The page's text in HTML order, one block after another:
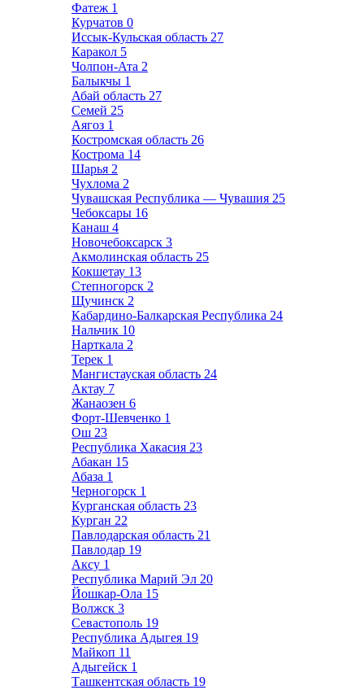
Фатеж 1
Курчатов 0
Иссык-Кульская область 27
Каракол 5
Чолпон-Ата 2
Балыкчы 1
Абай область 27
Семей 25
Аягоз 1
Костромская область 26
Кострома 14
Шарья 2
Чухлома 2
Чувашская Республика — Чувашия 25
Чебоксары 16
Канаш 4
Новочебоксарск 3
Акмолинская область 25
Кокшетау 13
Степногорск 2
Щучинск 2
Кабардино-Балкарская Республика 24
Нальчик 10
Нарткала 2
Терек 1
Мангистауская область 24
Актау 7
Жанаозен 6
Форт-Шевченко 1
Ош 23
Республика Хакасия 23
Абакан 15
Абаза 1
Черногорск 1
Курганская область 23
Курган 22
Павлодарская область 21
Павлодар 19
Аксу 1
Республика Марий Эл 20
Йошкар-Ола 15
Волжск 3
Севастополь 19
Республика Адыгея 19
Майкоп 11
Адыгейск 1
Ташкентская область 19